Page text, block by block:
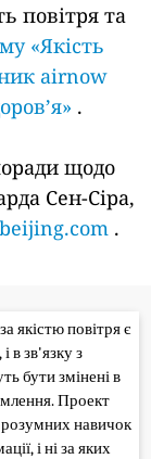
повітря та
«Якість
airnow
.
щодо
Сен-Сіра,
.
якістю повітря є
в зв'язку з
бути змінені в
Проект
розумних навичок
і ні за яких